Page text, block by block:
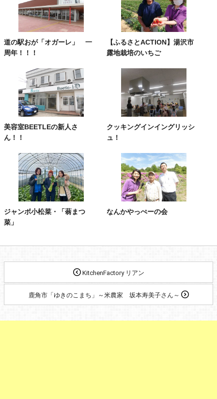
道の駅おが「オガーレ」 一
周年！！！
【ふるさとACTION】湯沢市
露地栽培のいちご
美容室BEETLEの新人さ
ん！！
クッキングインイングリッシ
ュ！
ジャンボ小松菜・「蓊まつ
菜」
なんかやっぺーの会
KitchenFactory リアン
鹿角市「ゆきのこまち」～米農家 坂本寿美子さん～